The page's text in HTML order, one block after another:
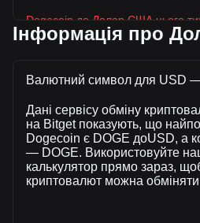
Dogecoin до Долар США цього
Поточна ринкова ціна Dogecoin
$11,938,549,382.03 USD ,
За останні 24 години обсяг
+12.35% ($51,358,521.82 USD).
обсяг торгівлі DOGE склав
Більше інформації про
Інформація про
Валютний символ для USD
Дані сервісу обміну
на Bitget показують, що
Dogecoin є DOGE доUSD, а
— DOGE. Використовуйте
калькулятор прямо зараз,
криптовалют можна